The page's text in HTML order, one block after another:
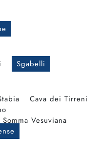
Sgabelli
Cava dei Tirreni
Somma Vesuviana